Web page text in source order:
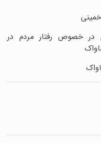
خصوص رفتار مردم در